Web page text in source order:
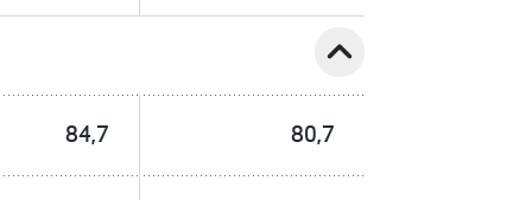
expand_less
84,7 80,7